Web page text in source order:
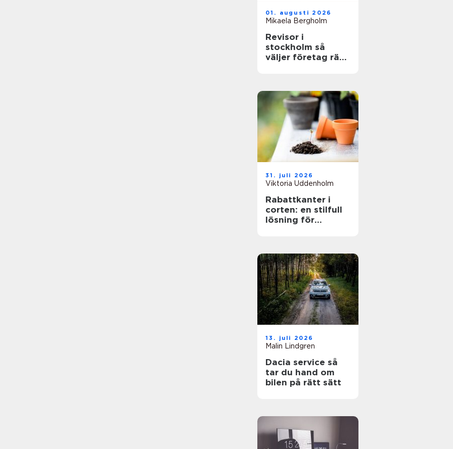
01. augusti 2026
Mikaela Bergholm
Revisor i
stockholm så
väljer företag rätt
31. juli 2026
Viktoria Uddenholm
Rabattkanter i
corten: en stilfull
lösning för
13. juli 2026
Malin Lindgren
Dacia service så
tar du hand om
bilen på rätt sätt